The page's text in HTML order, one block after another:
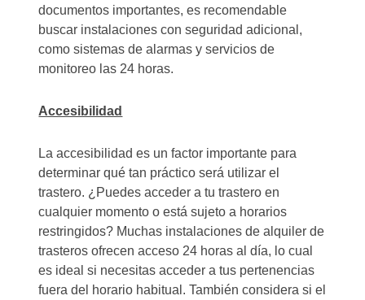
documentos importantes, es recomendable
buscar instalaciones con seguridad adicional,
como sistemas de alarmas y servicios de
monitoreo las 24 horas.
Accesibilidad
La accesibilidad es un factor importante para
determinar qué tan práctico será utilizar el
trastero. ¿Puedes acceder a tu trastero en
cualquier momento o está sujeto a horarios
restringidos? Muchas instalaciones de alquiler de
trasteros ofrecen acceso 24 horas al día, lo cual
es ideal si necesitas acceder a tus pertenencias
fuera del horario habitual. También considera si el